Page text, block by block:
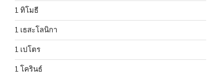
1 ทิโมธี
1 เธสะโลนิกา
1 เปโตร
1 โครินธ์